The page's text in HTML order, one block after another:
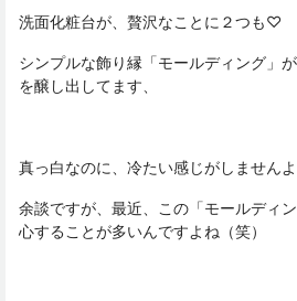
洗面化粧台が、贅沢なことに２つも♡
シンプルな飾り縁「モールディング」
を醸し出してます、
真っ白なのに、冷たい感じがしません
余談ですが、最近、この「モールディ
心することが多いんですよね（笑）